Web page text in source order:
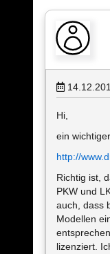
Hi,
ein
http://
Richtig ist,
PKW und
auch, dass
Modellen
lizenziert.